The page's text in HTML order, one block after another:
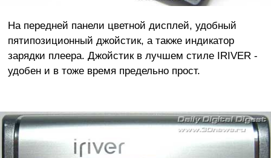
На передней панели цветной дисплей, удобный
пятипозиционный джойстик, а также индикатор
зарядки плеера. Джойстик в лучшем стиле IRIVER -
удобен и в тоже время предельно прост.